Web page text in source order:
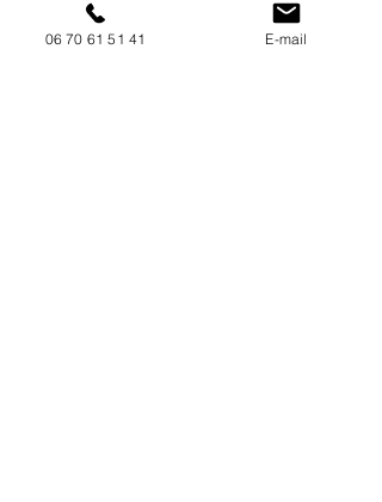
06 70 61 51 41 E-mail